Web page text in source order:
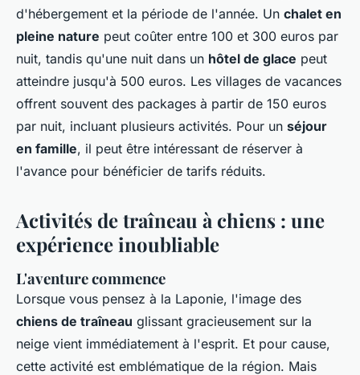
d'hébergement et la période de l'année. Un chalet en
pleine nature peut coûter entre 100 et 300 euros par
nuit, tandis qu'une nuit dans un hôtel de glace peut
atteindre jusqu'à 500 euros. Les villages de vacances
offrent souvent des packages à partir de 150 euros
par nuit, incluant plusieurs activités. Pour un séjour
en famille, il peut être intéressant de réserver à
l'avance pour bénéficier de tarifs réduits.
Activités de traîneau à chiens : une
expérience inoubliable
L'aventure commence
Lorsque vous pensez à la Laponie, l'image des
chiens de traîneau glissant gracieusement sur la
neige vient immédiatement à l'esprit. Et pour cause,
cette activité est emblématique de la région. Mais